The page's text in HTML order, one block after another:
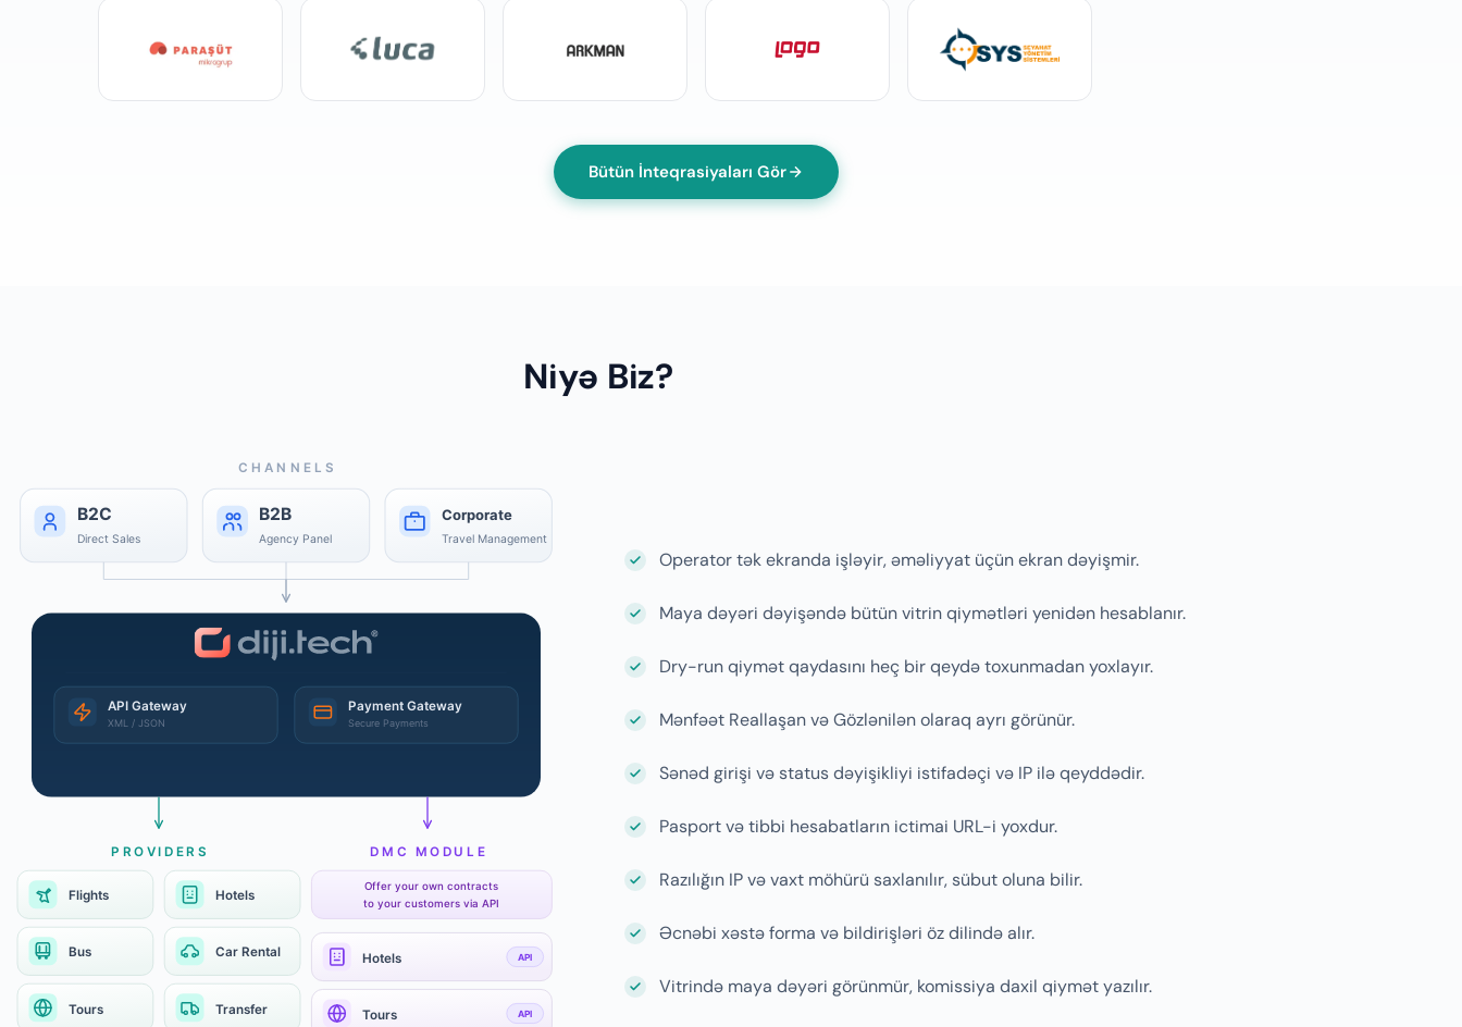
Bütün İnteqrasiyaları Gör
Niyə Biz?
Operator tək ekranda işləyir, əməliyyat üçün ekran dəyişmir.
Maya dəyəri dəyişəndə bütün vitrin qiymətləri yenidən hesablanır.
Dry-run qiymət qaydasını heç bir qeydə toxunmadan yoxlayır.
Mənfəət Reallaşan və Gözlənilən olaraq ayrı görünür.
Sənəd girişi və status dəyişikliyi istifadəçi və IP ilə qeyddədir.
Pasport və tibbi hesabatların ictimai URL-i yoxdur.
Razılığın IP və vaxt möhürü saxlanılır, sübut oluna bilir.
Əcnəbi xəstə forma və bildirişləri öz dilində alır.
Vitrində maya dəyəri görünmür, komissiya daxil qiymət yazılır.